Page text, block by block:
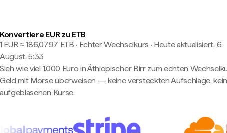
Konvertiere EUR zu ETB
1 EUR ≈ 186,0797 ETB · Echter Wechselkurs · Heute aktualisiert, 6.
August, 5:33
Sieh wie viel 1.000 Euro in Äthiopischer Birr zum echten
Geld mit Morse überweisen — keine versteckten Aufschläge,
aufgeblasenen Kurse.